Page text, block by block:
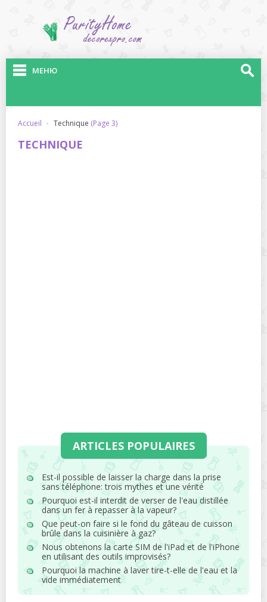
МЕНЮ
accueil · technique (Page 3)
TECHNIQUE
ARTICLES POPULAIRES
Est-il possible de laisser la charge dans la prise
sans téléphone: trois mythes et une vérité
Pourquoi est-il interdit de verser de l'eau distillée
dans un fer à repasser à la vapeur?
Que peut-on faire si le fond du gâteau de cuisson
brûle dans la cuisinière à gaz?
Nous obtenons la carte SIM de l'iPad et de l'iPhone
en utilisant des outils improvisés?
Pourquoi la machine à laver tire-t-elle de l'eau et la
vide immédiatement